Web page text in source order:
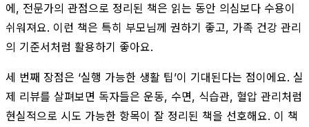
에, 전문가의 관점으로 정리된 책은 읽는 동안 의심보다 수용이
쉬워져요. 이런 책은 특히 부모님께 권하기 좋고, 가족 건강 관리
의 기준서처럼 활용하기 좋아요.
세 번째 장점은 ‘실행 가능한 생활 팁’이 기대된다는 점이에요. 실
제 리뷰를 살펴보면 독자들은 운동, 수면, 식습관, 혈압 관리처럼
현실적으로 시도 가능한 항목이 잘 정리된 책을 선호해요. 이 책